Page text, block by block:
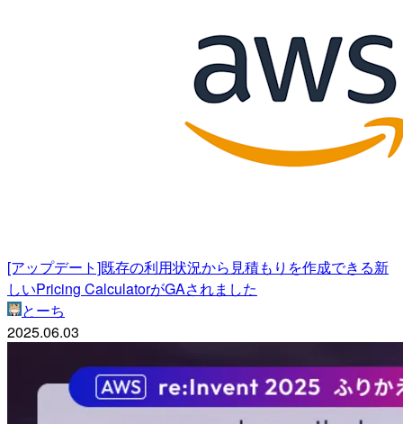
[アップデート]既存の利用状況から見積もりを作成できる新
しいPricing CalculatorがGAされました
とーち
2025.06.03